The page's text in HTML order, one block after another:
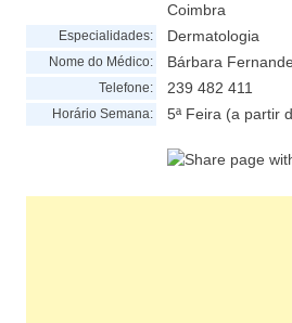
Coimbra
Especialidades: Dermatologia
Nome do Médico: Bárbara
Telefone: 239 482 411
Horário Semana: 5ª Feira (a partir